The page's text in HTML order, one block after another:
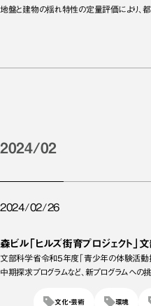
地盤と建物の揺れ特性の定量評価により、
2024/02
2024/02/26
森ビル「ヒルズ街育プロジェクト
文部科学省令和5年度「青少年の体験活動
中期探求プログラムなど、新プログラムへの
環境
文化・芸術